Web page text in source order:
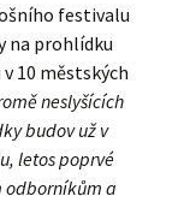
festivalu
na prohlídku
v 10 městských
neslyšících
budov už v
letos poprvé
a